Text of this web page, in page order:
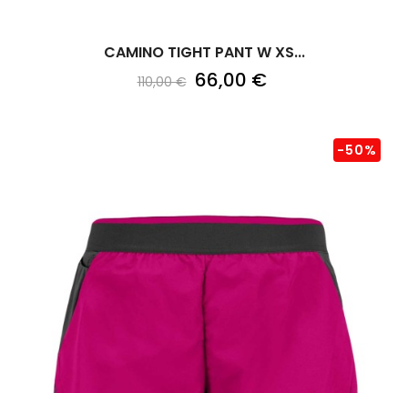
CAMINO TIGHT PANT W XS...
110,00 € 66,00 €
-50%